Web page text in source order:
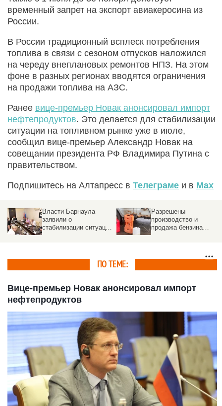
временный запрет на экспорт авиакеросина из
России.
В России традиционный всплеск потребления
топлива в связи с сезоном отпусков наложился
на череду внеплановых ремонтов НПЗ. На этом
фоне в разных регионах вводятся ограничения
на продажи топлива на АЗС.
Ранее вице-премьер Новак анонсировал импорт
нефтепродуктов. Это делается для стабилизации
ситуации на топливном рынке уже в июле,
сообщил вице-премьер Александр Новак на
совещании президента РФ Владимира Путина с
правительством.
Подпишитесь на Алтапресс в Телеграме и в Max
Власти Барнаула
заявили о
стабилизации ситуации
Разрешены
производство и
продажа бензина
ПО ТЕМЕ:
Вице-премьер Новак анонсировал импорт
нефтепродуктов